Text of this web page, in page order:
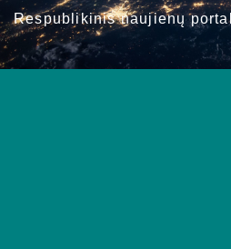
Respublikinis naujienų